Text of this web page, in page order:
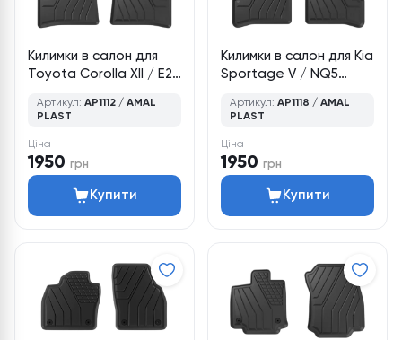
Килимки в салон для
Toyota Corolla XII / E21
універсал, 4 шт., Amal
Артикул: AP1112 / AMAL
PLAST
Ціна
1950 грн
Купити
Килимки в салон для Kia
Sportage V / NQ5
кросовер, 4 шт., Amal
Артикул: AP1118 / AMAL
PLAST
Ціна
1950 грн
Купити